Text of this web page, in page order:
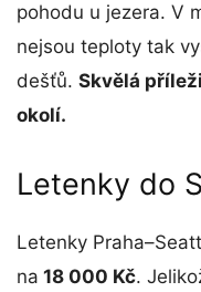
pohodu u jezera. V
nejsou teploty tak
dešťů. Skvělá
okolí.
Letenky do
Letenky
na 18 000 Kč.